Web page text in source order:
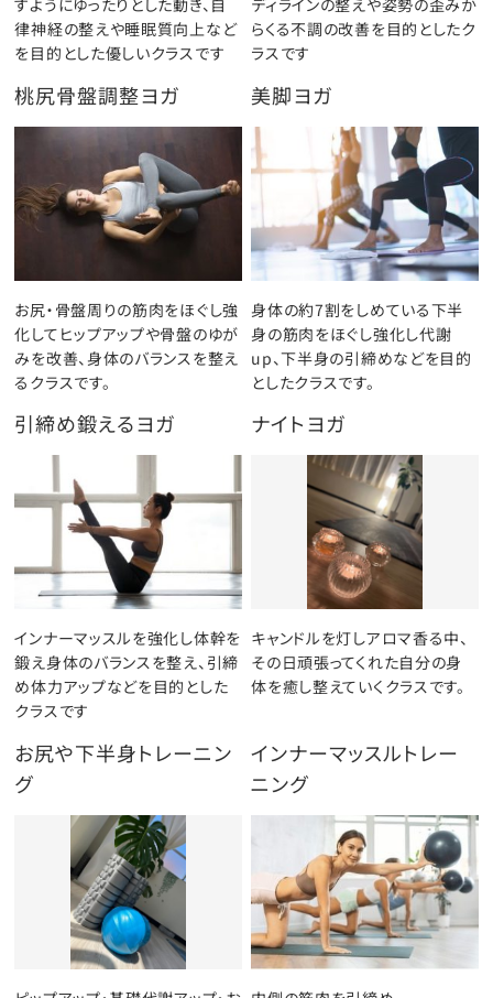
すようにゆったりとした動き、自
律神経の整えや睡眠質向上など
を目的とした優しいクラスです
ディラインの整えや姿勢の歪みか
らくる不調の改善を目的としたク
ラスです
桃尻骨盤調整ヨガ
お尻・骨盤周りの筋肉をほぐし強
化してヒップアップや骨盤のゆが
みを改善、身体のバランスを整え
るクラスです。
美脚ヨガ
身体の約7割をしめている下半
身の筋肉をほぐし強化し代謝
up、下半身の引締めなどを目的
としたクラスです。
引締め鍛えるヨガ
インナーマッスルを強化し体幹を
鍛え身体のバランスを整え、引締
め体力アップなどを目的とした
クラスです
ナイトヨガ
キャンドルを灯しアロマ香る中、
その日頑張ってくれた自分の身
体を癒し整えていくクラスです。
お尻や下半身トレーニン
グ
インナーマッスルトレー
ニング